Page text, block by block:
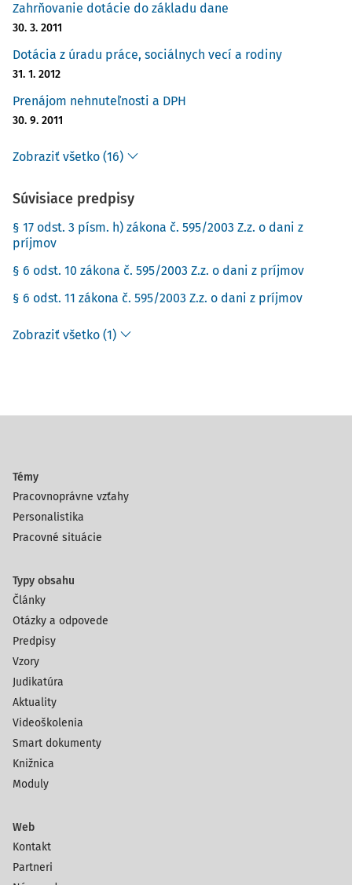
Zahrňovanie dotácie do základu dane
30. 3. 2011
Dotácia z úradu práce, sociálnych vecí a rodiny
31. 1. 2012
Prenájom nehnuteľnosti a DPH
30. 9. 2011
Zobraziť všetko (16)
Súvisiace predpisy
§ 17 odst. 3 písm. h) zákona č. 595/2003 Z.z. o dani z
príjmov
§ 6 odst. 10 zákona č. 595/2003 Z.z. o dani z príjmov
§ 6 odst. 11 zákona č. 595/2003 Z.z. o dani z príjmov
Zobraziť všetko (1)
Témy
Pracovnoprávne vzťahy
Personalistika
Pracovné situácie
Typy obsahu
Články
Otázky a odpovede
Predpisy
Vzory
Judikatúra
Aktuality
Videoškolenia
Smart dokumenty
Knižnica
Moduly
Web
Kontakt
Partneri